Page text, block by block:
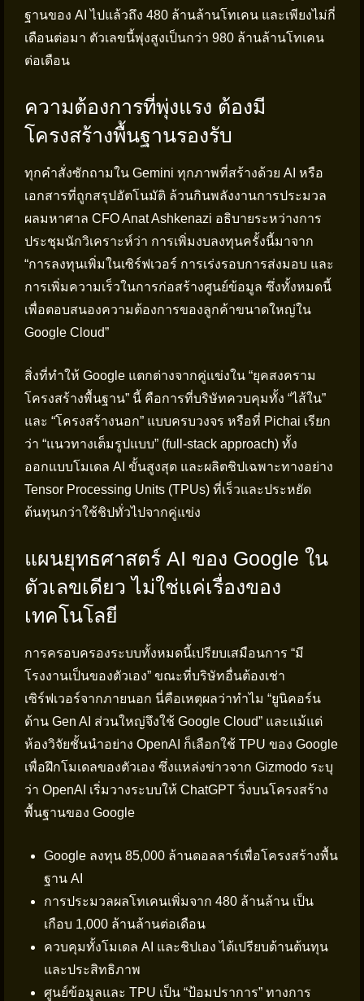
ฐานของ AI ไปแล้วถึง 480 ล้านล้านโทเคน และเพียงไม่กี่
เดือนต่อมา ตัวเลขนี้พุ่งสูงเป็นกว่า 980 ล้านล้านโทเคน
ต่อเดือน
ความต้องการที่พุ่งแรง ต้องมี
โครงสร้างพื้นฐานรองรับ
ทุกคำสั่งซักถามใน Gemini ทุกภาพที่สร้างด้วย AI หรือ
เอกสารที่ถูกสรุปอัตโนมัติ ล้วนกินพลังงานการประมวล
ผลมหาศาล CFO Anat Ashkenazi อธิบายระหว่างการ
ประชุมนักวิเคราะห์ว่า การเพิ่มงบลงทุนครั้งนี้มาจาก
“การลงทุนเพิ่มในเซิร์ฟเวอร์ การเร่งรอบการส่งมอบ และ
การเพิ่มความเร็วในการก่อสร้างศูนย์ข้อมูล ซึ่งทั้งหมดนี้
เพื่อตอบสนองความต้องการของลูกค้าขนาดใหญ่ใน
Google Cloud”
สิ่งที่ทำให้ Google แตกต่างจากคู่แข่งใน “ยุคสงคราม
โครงสร้างพื้นฐาน” นี้ คือการที่บริษัทควบคุมทั้ง “ไส้ใน”
และ “โครงสร้างนอก” แบบครบวงจร หรือที่ Pichai เรียก
ว่า “แนวทางเต็มรูปแบบ” (full-stack approach) ทั้ง
ออกแบบโมเดล AI ขั้นสูงสุด และผลิตชิปเฉพาะทางอย่าง
Tensor Processing Units (TPUs) ที่เร็วและประหยัด
ต้นทุนกว่าใช้ชิปทั่วไปจากคู่แข่ง
แผนยุทธศาสตร์ AI ของ Google ใน
ตัวเลขเดียว ไม่ใช่แค่เรื่องของ
เทคโนโลยี
การครอบครองระบบทั้งหมดนี้เปรียบเสมือนการ “มี
โรงงานเป็นของตัวเอง” ขณะที่บริษัทอื่นต้องเช่า
เซิร์ฟเวอร์จากภายนอก นี่คือเหตุผลว่าทำไม “ยูนิคอร์น
ด้าน Gen AI ส่วนใหญ่จึงใช้ Google Cloud” และแม้แต่
ห้องวิจัยชั้นนำอย่าง OpenAI ก็เลือกใช้ TPU ของ Google
เพื่อฝึกโมเดลของตัวเอง ซึ่งแหล่งข่าวจาก Gizmodo ระบุ
ว่า OpenAI เริ่มวางระบบให้ ChatGPT วิ่งบนโครงสร้าง
พื้นฐานของ Google
Google ลงทุน 85,000 ล้านดอลลาร์เพื่อโครงสร้างพื้น
ฐาน AI
การประมวลผลโทเคนเพิ่มจาก 480 ล้านล้าน เป็น
เกือบ 1,000 ล้านล้านต่อเดือน
ควบคุมทั้งโมเดล AI และชิปเอง ได้เปรียบด้านต้นทุน
และประสิทธิภาพ
ศูนย์ข้อมูลและ TPU เป็น “ป้อมปราการ” ทางการ